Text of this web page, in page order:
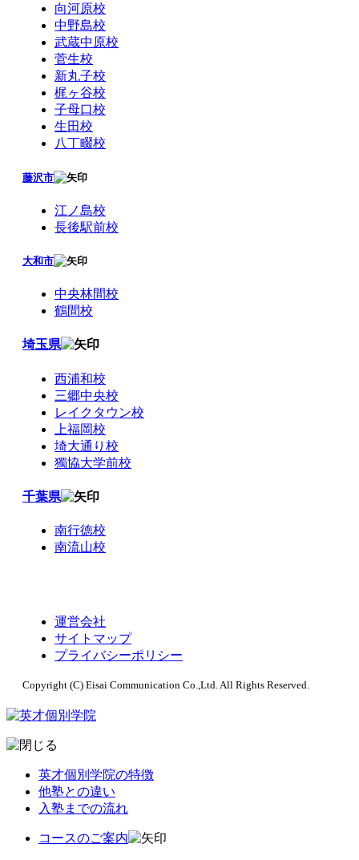
向河原校
中野島校
武蔵中原校
菅生校
新丸子校
梶ヶ谷校
子母口校
生田校
八丁畷校
藤沢市
江ノ島校
長後駅前校
大和市
中央林間校
鶴間校
埼玉県
西浦和校
三郷中央校
レイクタウン校
上福岡校
埼大通り校
獨協大学前校
千葉県
南行徳校
南流山校
運営会社
サイトマップ
プライバシーポリシー
Copyright (C) Eisai Communication Co.,Ltd. All Rights Reserved.
英才個別学院の特徴
他塾との違い
入塾までの流れ
コースのご案内